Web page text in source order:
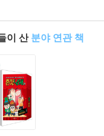
이 산 분야 연관 책